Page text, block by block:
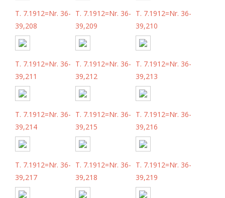
T. 7.1912=Nr. 36-
39,208
T. 7.1912=Nr. 36-
39,209
T. 7.1912=Nr. 36-
39,210
T. 7.1912=Nr. 36-
39,211
T. 7.1912=Nr. 36-
39,212
T. 7.1912=Nr. 36-
39,213
T. 7.1912=Nr. 36-
39,214
T. 7.1912=Nr. 36-
39,215
T. 7.1912=Nr. 36-
39,216
T. 7.1912=Nr. 36-
39,217
T. 7.1912=Nr. 36-
39,218
T. 7.1912=Nr. 36-
39,219